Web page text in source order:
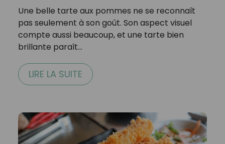
Une belle tarte aux pommes ne se reconnaît
pas seulement à son goût. Son aspect visuel
compte aussi beaucoup, et une tarte bien
brillante paraît…
LIRE LA SUITE